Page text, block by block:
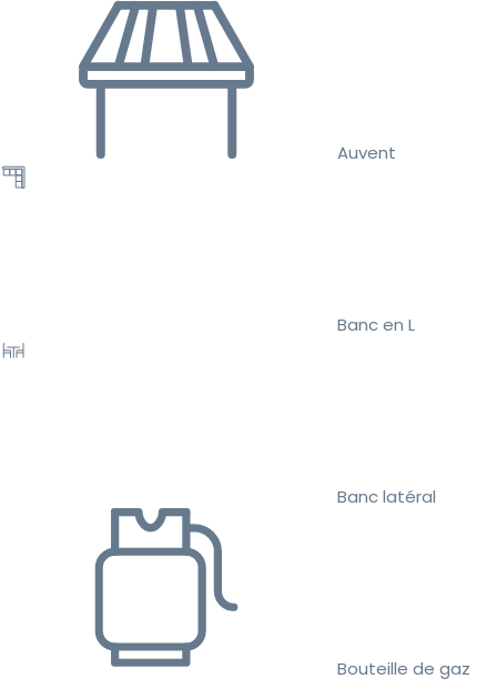
Auvent
Banc en L
Banc latéral
Bouteille de gaz